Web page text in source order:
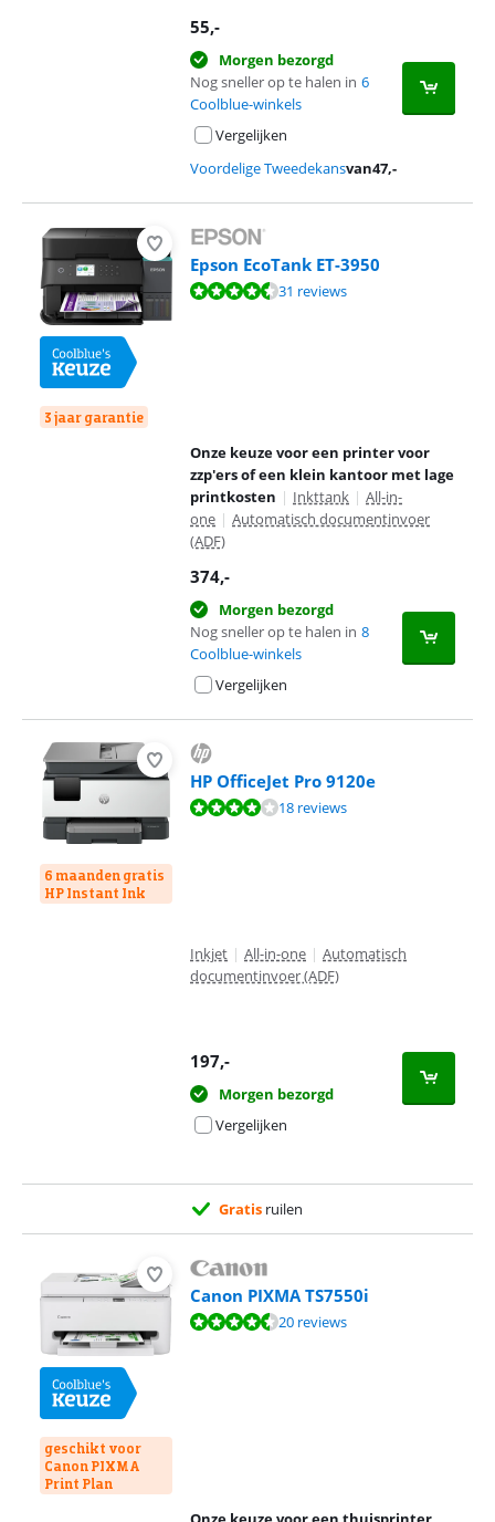
55,-
Morgen bezorgd
Nog sneller op te halen in 6
Coolblue-winkels
Vergelijken
Voordelige Tweedekansvan47,-
3 jaar garantie
Epson EcoTank ET-3950
Beoordeling is 8,6 van de 10, gebaseerd op 31 reviews.
31 reviews
Onze keuze voor een printer voor
zzp'ers of een klein kantoor met lage
printkosten | Inkttank | All-in-
one | Automatisch documentinvoer
(ADF)
374,-
Morgen bezorgd
Nog sneller op te halen in 8
Coolblue-winkels
Vergelijken
6 maanden gratis
HP Instant Ink
HP OfficeJet Pro 9120e
Beoordeling is 7,9 van de 10, gebaseerd op 18 reviews.
18 reviews
Inkjet | All-in-one | Automatisch
documentinvoer (ADF)
197,-
Morgen bezorgd
Vergelijken
Gratis ruilen
geschikt voor
Canon PIXMA
Print Plan
Canon PIXMA TS7550i
Beoordeling is 8,6 van de 10, gebaseerd op 20 reviews.
20 reviews